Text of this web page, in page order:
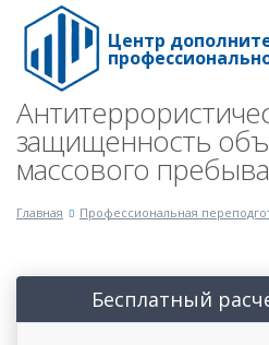
Центр
защищенность
массового
Главная Профессиональная
Бесплатный